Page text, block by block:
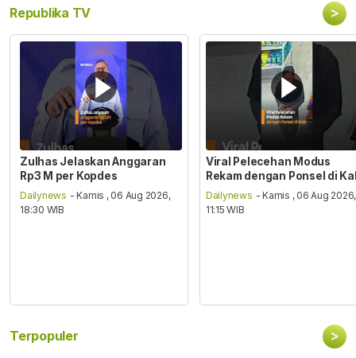
Republika TV >
Zulhas Jelaskan Anggaran
Rp3 M per Kopdes
Dailynews - Kamis , 06 Aug 2026,
18:30 WIB
Viral Pelecehan Modus
Rekam dengan Ponsel di
Dailynews - Kamis , 06 Aug 2026,
11:15 WIB
Terpopuler >